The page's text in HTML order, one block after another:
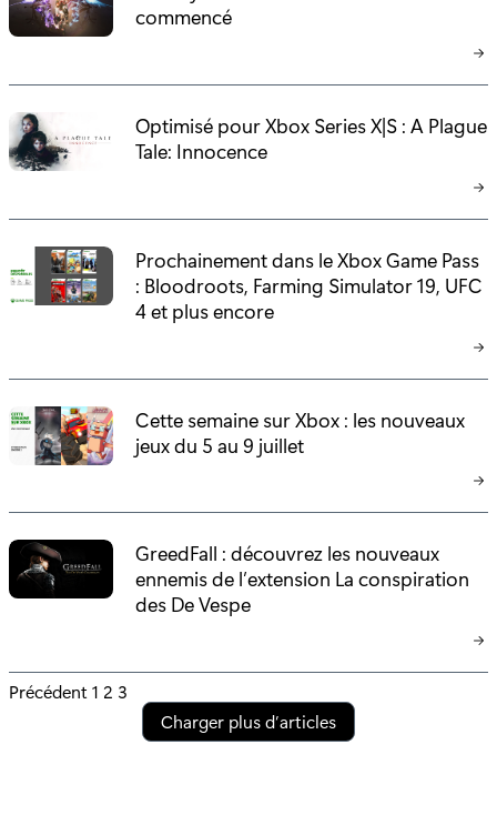
commencé
Optimisé pour Xbox Series X|S : A Plague
Tale: Innocence
Prochainement dans le Xbox Game Pass
: Bloodroots, Farming Simulator 19, UFC
4 et plus encore
Cette semaine sur Xbox : les nouveaux
jeux du 5 au 9 juillet
GreedFall : découvrez les nouveaux
ennemis de l’extension La conspiration
des De Vespe
P
Précédent 1 2 3
Charger plus d’articles